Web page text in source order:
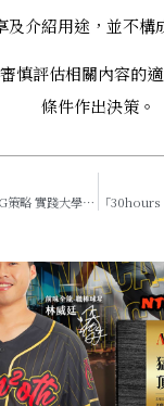
及介紹用途，並不構
慎評估相關內容的
條件作出決策。
茂巨國際顧問應用ESG策略 實踐大學分享